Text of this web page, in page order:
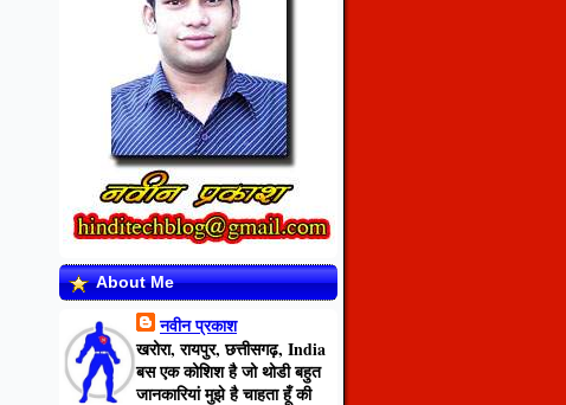
About Me
नवीन प्रकाश
खरोरा, रायपुर, छत्तीसगढ़, India
बस एक कोशिश है जो थोडी बहुत
जानकारियां मुझे है चाहता हूँ की